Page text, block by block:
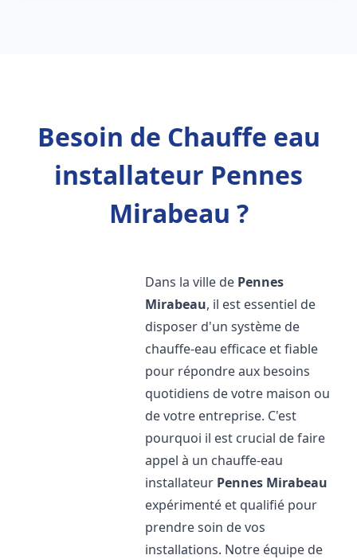
Besoin de Chauffe eau
installateur Pennes
Mirabeau ?
Dans la ville de Pennes
Mirabeau, il est essentiel de
disposer d'un système de
chauffe-eau efficace et fiable
pour répondre aux besoins
quotidiens de votre maison ou
de votre entreprise. C'est
pourquoi il est crucial de faire
appel à un chauffe-eau
installateur Pennes Mirabeau
expérimenté et qualifié pour
prendre soin de vos
installations. Notre équipe de